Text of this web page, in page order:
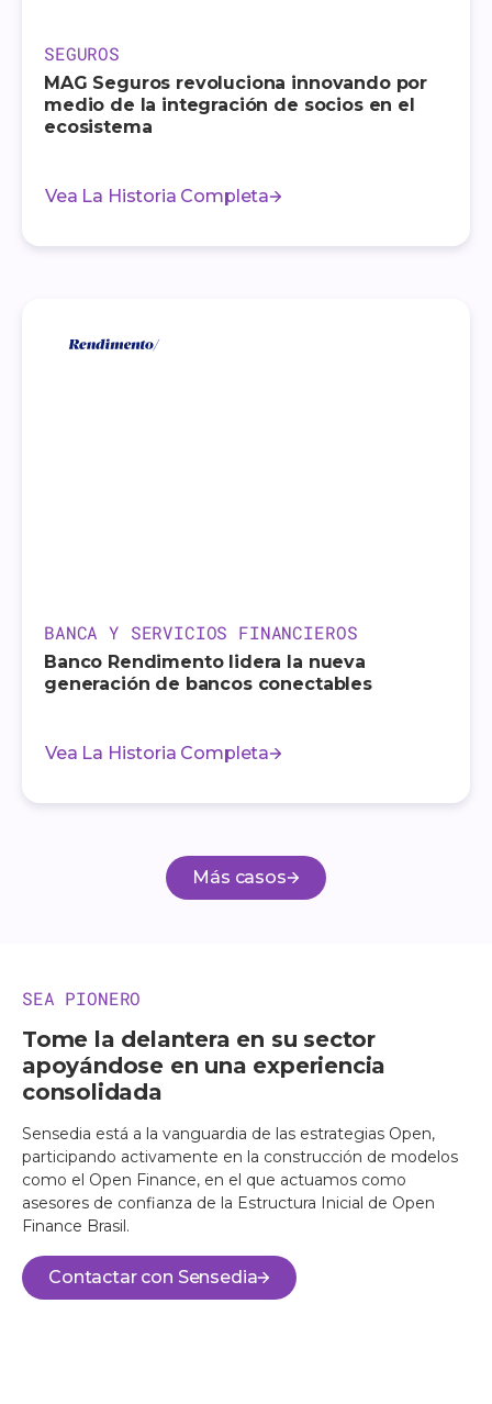
SEGUROS
MAG Seguros revoluciona innovando por
medio de la integración de socios en el
ecosistema
Vea La Historia Completa
BANCA Y SERVICIOS FINANCIEROS
Banco Rendimento lidera la nueva
generación de bancos conectables
Vea La Historia Completa
Más casos
SEA PIONERO
Tome la delantera en su sector
apoyándose en una experiencia
consolidada
Sensedia está a la vanguardia de las estrategias Open,
participando activamente en la construcción de modelos
como el Open Finance, en el que actuamos como
asesores de confianza de la Estructura Inicial de Open
Finance Brasil.
Contactar con Sensedia